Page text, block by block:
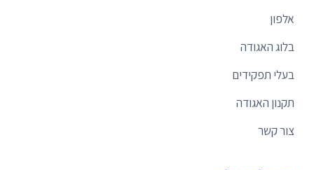
אלפון
בלוג האגודה
בעלי תפקידים
תקנון האגודה
צור קשר